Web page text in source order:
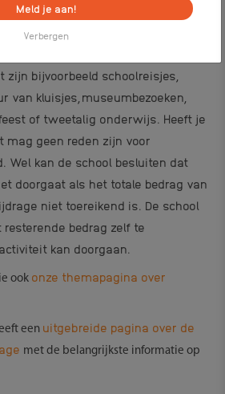
betalen scholen
meestal
waarvoor
zijn bijvoorbeeld schoolreisjes,
van kluisjes, museumbezoeken
of tweetalig onderwijs. Heeft je
mag geen reden zijn voor
Wel kan de school besluiten dat
doorgaat als het totale bedrag van
niet toereikend is. De school
bedrag zelf te
kan doorgaan.
ook onze themapagina over
een uitgebreide pagina over de
met de belangrijkste informatie op
Meld je aan!
Verbergen